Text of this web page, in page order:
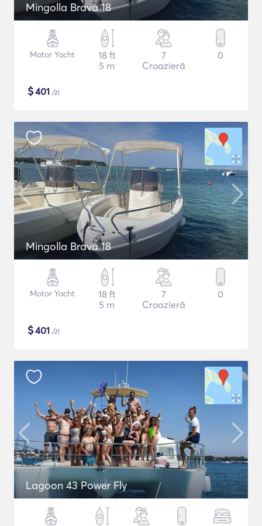
Mingolla Brava 18
Motor Yacht
18 ft
5 m
7
Croazieră
0
$401 /zi
Mingolla Brava 18
Motor Yacht
18 ft
5 m
7
Croazieră
0
$401 /zi
Lagoon 43 Power Fly